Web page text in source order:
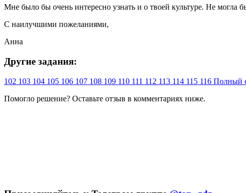
Мне было бы очень интересно узнать и о твоей культуре. Не могла
С наилучшими пожеланиями,
Анна
Другие задания:
102 103 104 105 106 107 108 109 110 111 112 113 114 115 116 Полный
Помогло решение? Оставьте отзыв в комментариях ниже.